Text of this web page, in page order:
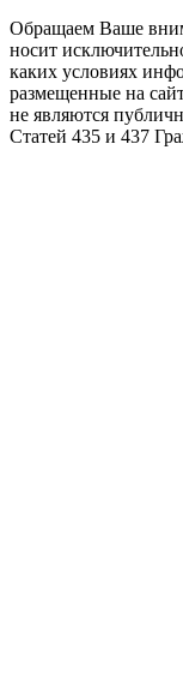
Обращаем Ваше
носит
каких условиях
размещенные на
не являются
Статей 435 и 437